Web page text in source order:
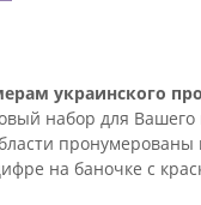
украинского
набор для
пронумерованы
на баночке с